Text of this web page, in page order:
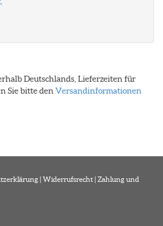
Deutschlands, Lieferzeiten für
Sie bitte den Versandinformationen
| Widerrufsrecht | Zahlung und